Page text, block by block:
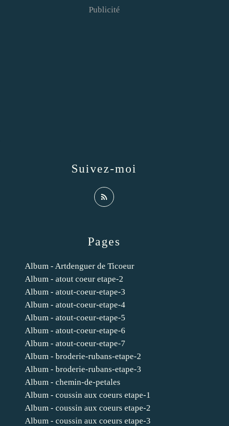
Pages
Album - Artdenguer de Ticoeur
Album - atout coeur etape-2
Album - atout-coeur-etape-3
Album - atout-coeur-etape-4
Album - atout-coeur-etape-5
Album - atout-coeur-etape-6
Album - atout-coeur-etape-7
Album - broderie-rubans-etape-2
Album - broderie-rubans-etape-3
Album - chemin-de-petales
Album - coussin aux coeurs etape-1
Album - coussin aux coeurs etape-2
Album - coussin aux coeurs etape-3
Suivez-moi
Publicité